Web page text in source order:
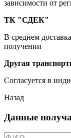
зависимости от
ТК "СДЕК"
В среднем
получении
Другая
Согласуется в
Назад
Данные